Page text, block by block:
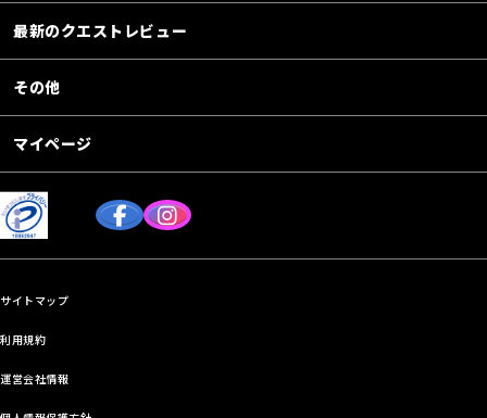
最新のクエストレビュー
その他
マイページ
サイトマップ
利用規約
運営会社情報